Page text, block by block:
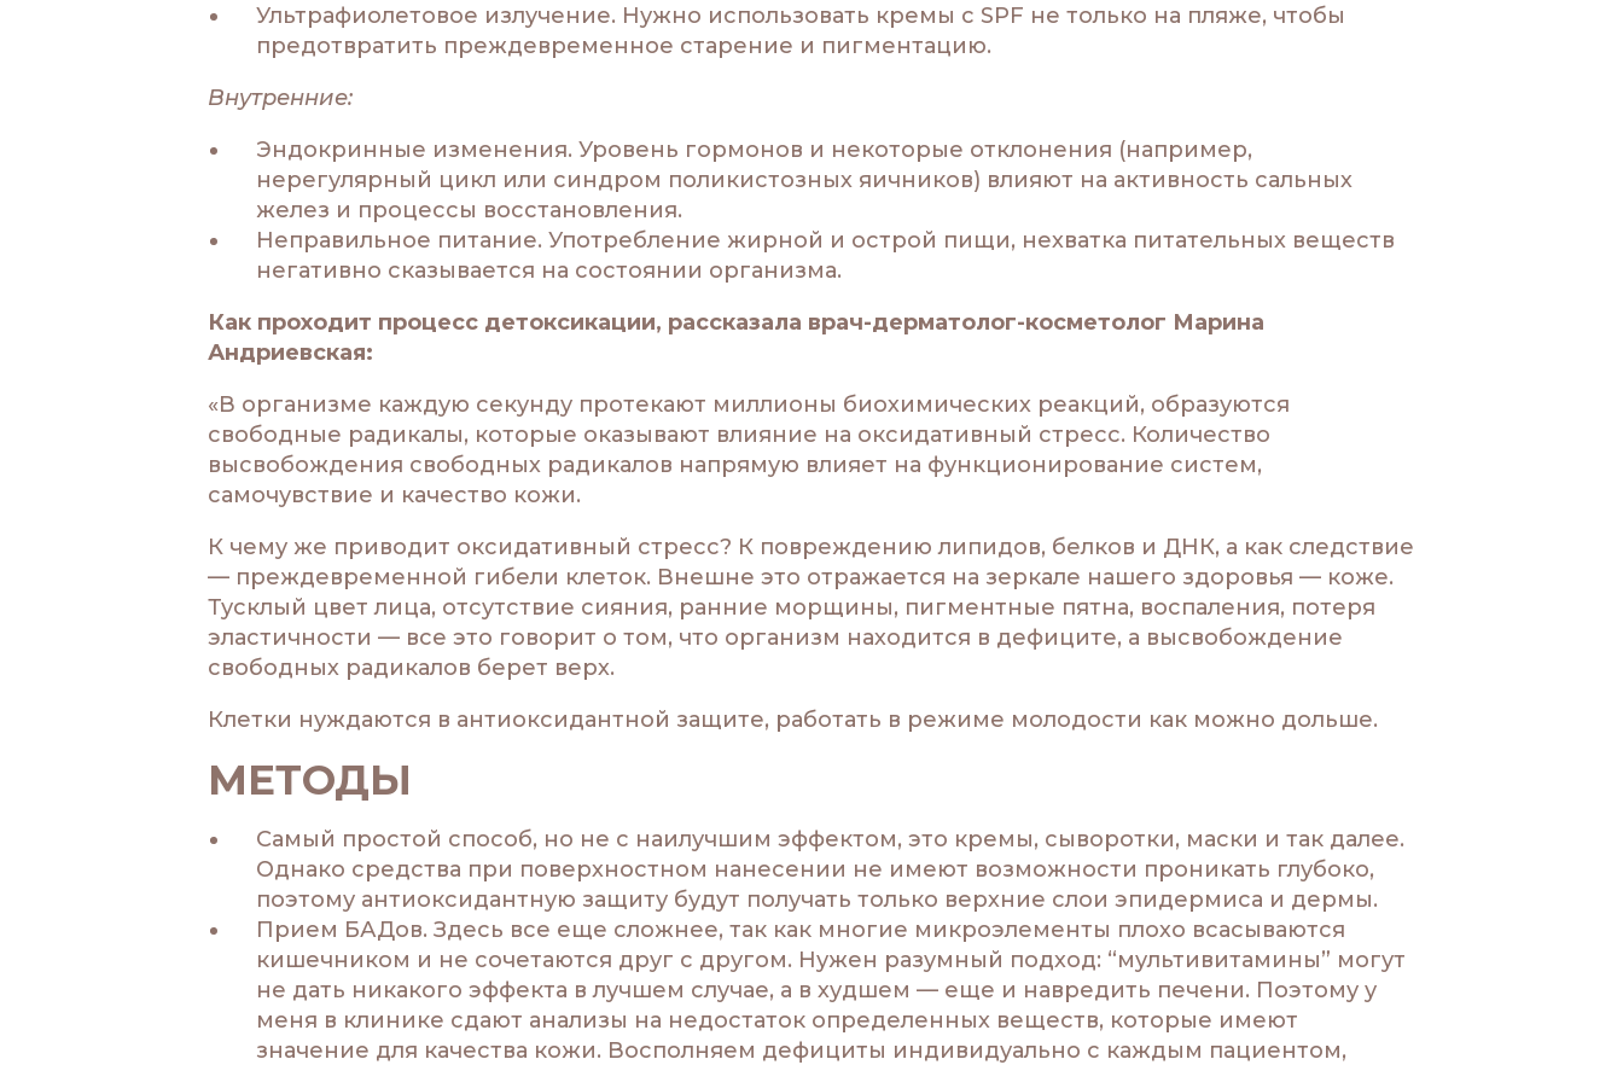
Ультрафиолетовое излучение. Нужно использовать кремы с SPF не только на пляже, чтобы
предотвратить преждевременное старение и пигментацию.
Внутренние:
Эндокринные изменения. Уровень гормонов и некоторые отклонения (например,
нерегулярный цикл или синдром поликистозных яичников) влияют на активность сальных
желез и процессы восстановления.
Неправильное питание. Употребление жирной и острой пищи, нехватка питательных веществ
негативно сказывается на состоянии организма.
Как проходит процесс детоксикации, рассказала врач-дерматолог-косметолог Марина
Андриевская:
«В организме каждую секунду протекают миллионы биохимических реакций, образуются
свободные радикалы, которые оказывают влияние на оксидативный стресс. Количество
высвобождения свободных радикалов напрямую влияет на функционирование систем,
самочувствие и качество кожи.
К чему же приводит оксидативный стресс? К повреждению липидов, белков и ДНК, а как следствие
— преждевременной гибели клеток. Внешне это отражается на зеркале нашего здоровья — коже.
Тусклый цвет лица, отсутствие сияния, ранние морщины, пигментные пятна, воспаления, потеря
эластичности — все это говорит о том, что организм находится в дефиците, а высвобождение
свободных радикалов берет верх.
Клетки нуждаются в антиоксидантной защите, работать в режиме молодости как можно дольше.
МЕТОДЫ
Самый простой способ, но не с наилучшим эффектом, это кремы, сыворотки, маски и так далее.
Однако средства при поверхностном нанесении не имеют возможности проникать глубоко,
поэтому антиоксидантную защиту будут получать только верхние слои эпидермиса и дермы.
Прием БАДов. Здесь все еще сложнее, так как многие микроэлементы плохо всасываются
кишечником и не сочетаются друг с другом. Нужен разумный подход: “мультивитамины” могут
не дать никакого эффекта в лучшем случае, а в худшем — еще и навредить печени. Поэтому у
меня в клинике сдают анализы на недостаток определенных веществ, которые имеют
значение для качества кожи. Восполняем дефициты индивидуально с каждым пациентом,